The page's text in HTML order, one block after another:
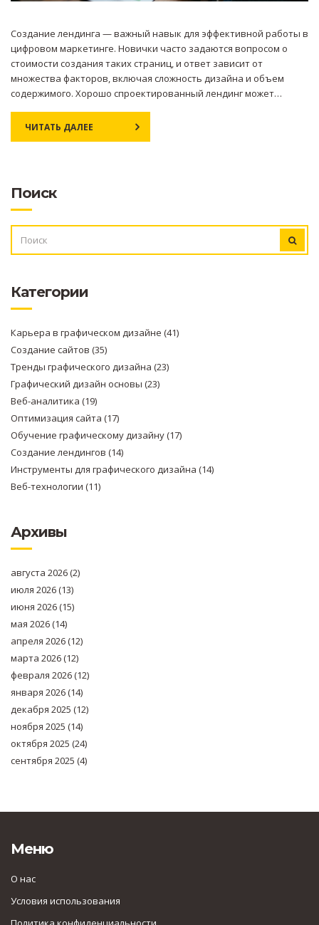
Создание лендинга — важный навык для эффективной работы в
цифровом маркетинге. Новички часто задаются вопросом о
стоимости создания таких страниц, и ответ зависит от
множества факторов, включая сложность дизайна и объем
содержимого. Хорошо спроектированный лендинг может
этой статье мы обсудим, сколько стоит создать лендинг
ЧИТАТЬ ДАЛЕЕ
Поиск
Категории
Карьера в графическом дизайне (41)
Создание сайтов (35)
Тренды графического дизайна (23)
Графический дизайн основы (23)
Веб-аналитика (19)
Оптимизация сайта (17)
Обучение графическому дизайну(17)
Создание лендингов (14)
Инструменты для графического дизайна (14)
Веб-технологии (11)
Архивы
августа 2026(2)
июля 2026(13)
июня 2026(15)
мая 2026(14)
апреля 2026(12)
марта 2026(12)
февраля 2026(12)
января 2026(14)
декабря 2025 (12)
ноября 2025 (14)
октября 2025 (24)
сентября 2025 (4)
Меню
О нас
Условия использования